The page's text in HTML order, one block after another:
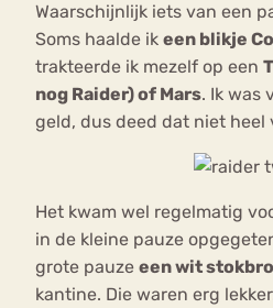
Waarschijnlijk iets van een
Soms haalde ik een blikje
trakteerde ik mezelf op een
nog Raider) of Mars. Ik was
geld, dus deed dat niet heel
Het kwam wel regelmatig
in de kleine pauze
grote pauze een wit
kantine. Die waren erg